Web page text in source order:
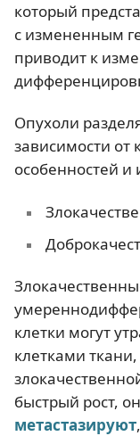
который
с измененным
приводит к
Опухоли
зависимости от
особенностей и
клетки могут
клетками
быстрый рост,
метастазируют